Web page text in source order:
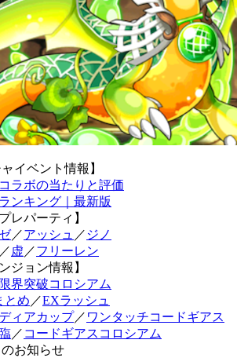
イベント情報】
ラボの当たりと評価
ンキング｜最新版
レパーティ】
／アッシュ ／ ジノ
／ 虚 ／フリーレン
ジョン情報】
界突破コロシアム
とめ ／EXラッシュ
ィアカップ／ ワンタッチコードギアス
／ コードギアスコロシアム
のお知らせ